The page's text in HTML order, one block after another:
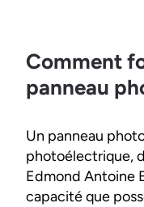
Comment
panneau
Un panneau
photoélectrique,
Edmond Antoine
capacité que